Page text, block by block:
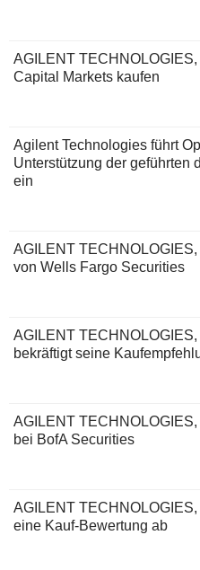
AGILENT
Capital Markets kaufen
Agilent Technologies führt
Unterstützung der geführten
ein
AGILENT
von Wells Fargo Securities
AGILENT
bekräftigt seine
AGILENT
bei BofA Securities
AGILENT
eine Kauf-Bewertung ab